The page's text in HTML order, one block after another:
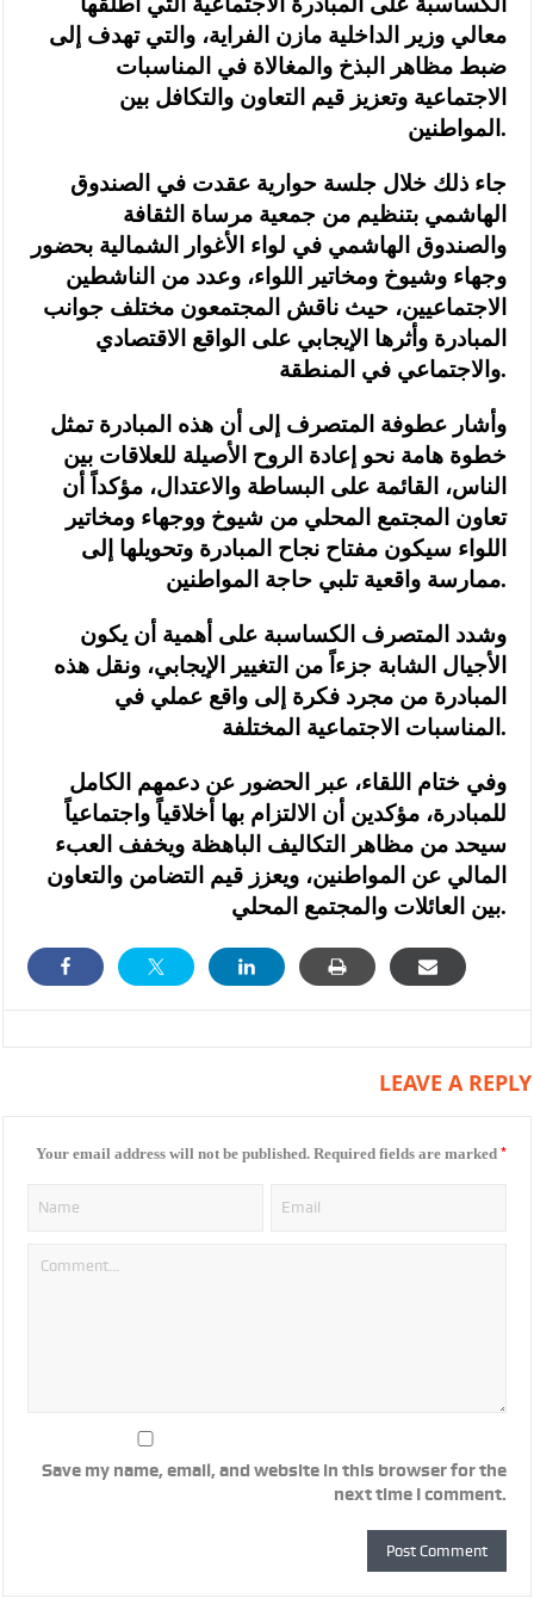
معالي وزير الداخلية مازن الفراية، والتي تهدف إلى
ضبط مظاهر البذخ والمغالاة في المناسبات
الاجتماعية وتعزيز قيم التعاون والتكافل بين
المواطنين.
جاء ذلك خلال جلسة حوارية عقدت في الصندوق
الهاشمي بتنظيم من جمعية مرساة الثقافة
والصندوق الهاشمي في لواء الأغوار الشمالية بحضور
وجهاء وشيوخ ومخاتير اللواء، وعدد من الناشطين
الاجتماعيين، حيث ناقش المجتمعون مختلف جوانب
المبادرة وأثرها الإيجابي على الواقع الاقتصادي
والاجتماعي في المنطقة.
وأشار عطوفة المتصرف إلى أن هذه المبادرة تمثل
خطوة هامة نحو إعادة الروح الأصيلة للعلاقات بين
الناس، القائمة على البساطة والاعتدال، مؤكداً أن
تعاون المجتمع المحلي من شيوخ ووجهاء ومخاتير
اللواء سيكون مفتاح نجاح المبادرة وتحويلها إلى
ممارسة واقعية تلبي حاجة المواطنين.
وشدد المتصرف الكساسبة على أهمية أن يكون
الأجيال الشابة جزءاً من التغيير الإيجابي، ونقل هذه
المبادرة من مجرد فكرة إلى واقع عملي في
المناسبات الاجتماعية المختلفة.
وفي ختام اللقاء، عبر الحضور عن دعمهم الكامل
للمبادرة، مؤكدين أن الالتزام بها أخلاقياً واجتماعياً
سيحد من مظاهر التكاليف الباهظة ويخفف العبء
المالي عن المواطنين، ويعزز قيم التضامن والتعاون
بين العائلات والمجتمع المحلي.
LEAVE A REPLY
Your email address will not be published. Required fields are marked *
Save my name, email, and website in this browser for the
next time I comment.